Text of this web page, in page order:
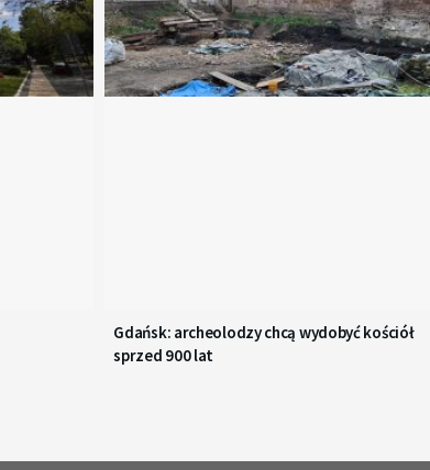
Gdańsk: archeolodzy chcą wydobyć kościół
sprzed 900 lat